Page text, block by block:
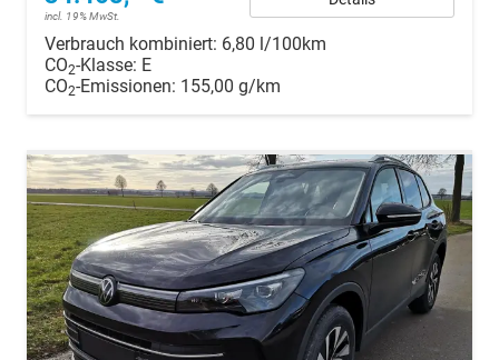
incl. 19% MwSt.
Verbrauch kombiniert: 6,80 l/100km
CO2-Klasse: E
CO2-Emissionen: 155,00 g/km